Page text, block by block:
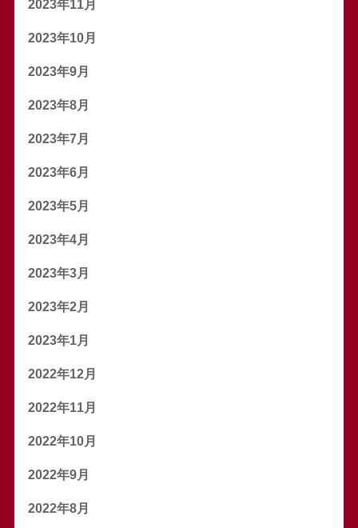
2023年11月
2023年10月
2023年9月
2023年8月
2023年7月
2023年6月
2023年5月
2023年4月
2023年3月
2023年2月
2023年1月
2022年12月
2022年11月
2022年10月
2022年9月
2022年8月